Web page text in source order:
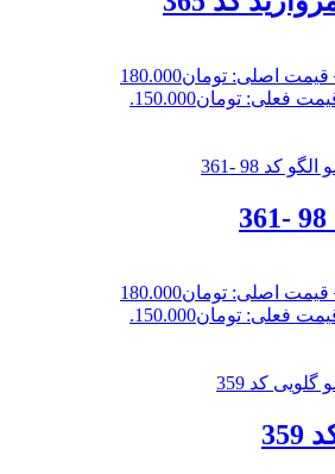
قیمت اصلی: تومان180.000
فعلی: تومان150.000.
قیمت اصلی: تومان180.000
فعلی: تومان150.000.